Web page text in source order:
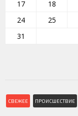
17
18
24
25
31
СВЕЖЕЕ ПРОИСШЕСТВИЕ